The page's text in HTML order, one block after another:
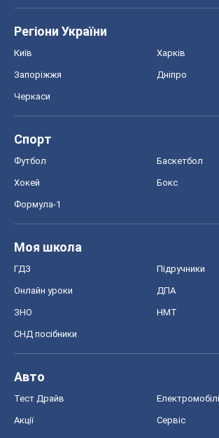
Регіони України
Київ Харків
Запоріжжя Дніпро
Черкаси
Спорт
Футбол Баскетбол
Хокей Бокс
Формула-1
Моя школа
ГДЗ Підручники
Онлайн уроки ДПА
ЗНО НМТ
СНД посібники
Авто
Тест Драйв Електромобілі
Акції Сервіс